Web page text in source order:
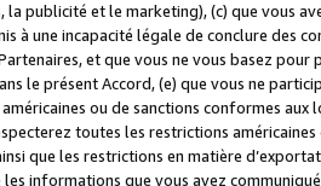
publicité et le marketing), (c) que vous
à une incapacité légale de conclure des
et que vous ne vous basez
le présent Accord, (e) que vous ne
ou de sanctions conformes
toutes les restrictions
que les restrictions en matière
informations que vous avez